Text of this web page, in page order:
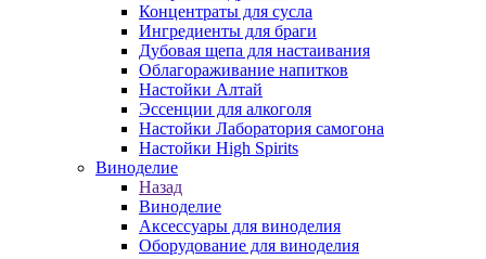
Концентраты для сусла
Ингредиенты для браги
Дубовая щепа для настаивания
Облагораживание напитков
Настойки Алтай
Эссенции для алкоголя
Настойки Лаборатория самогона
Настойки High Spirits
Виноделие
Назад
Виноделие
Аксессуары для виноделия
Оборудование для виноделия